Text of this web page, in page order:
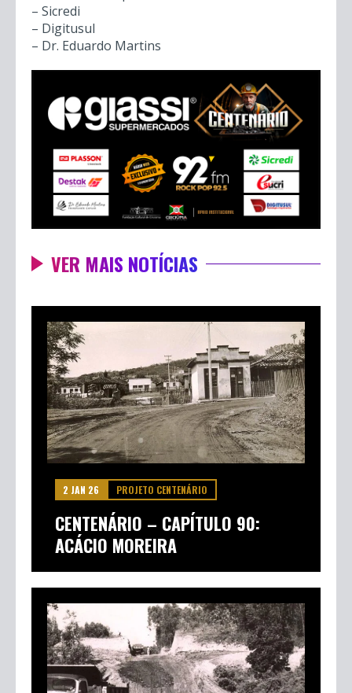
Produção de vídeo: Igor Fontana
Giassi Supermercados no Centenário
Patrocinadores:
– Plasson do Brasil
– Esucri | Uniasselvi
– Destak Transportes
– Sicredi
– Digitusul
– Dr. Eduardo Martins
VER MAIS NOTÍCIAS
2 JAN 26 PROJETO CENTENÁRIO
CENTENÁRIO – CAPÍTULO 90: